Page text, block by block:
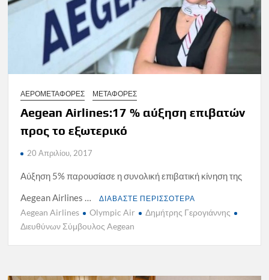
ΑΕΡΟΜΕΤΑΦΟΡΕΣ ΜΕΤΑΦΟΡΕΣ
Aegean Airlines:17 % αύξηση επιβατών
προς το εξωτερικό
20 Απριλίου, 2017
Αύξηση 5% παρουσίασε η συνολική επιβατική κίνηση της
Aegean Airlines …
ΔΙΑΒΑΣΤΕ ΠΕΡΙΣΣΟΤΕΡΑ
Aegean Airlines Olympic Air
Δημήτρης Γερογιάννης
Διευθύνων Σύμβουλος Aegean